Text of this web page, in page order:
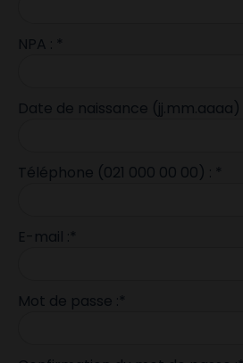
NPA : *
Date de naissance (jj.mm.aaaa) :
Téléphone (021 000 00 00) : *
E-mail :*
Mot de passe :*